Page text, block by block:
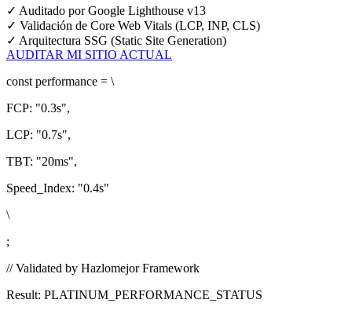
✓ Auditado por Google Lighthouse v13
✓ Validación de Core Web Vitals (LCP, INP, CLS)
✓ Arquitectura SSG (Static Site Generation)
AUDITAR MI SITIO ACTUAL
const performance = \
FCP: "0.3s",
LCP: "0.7s",
TBT: "20ms",
Speed_Index: "0.4s"
\
;
// Validated by Hazlomejor Framework
Result: PLATINUM_PERFORMANCE_STATUS